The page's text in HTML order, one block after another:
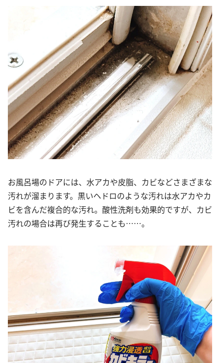
お風呂場のドアには、水アカや皮脂、カビなどさまざまな
汚れが溜まります。黒いヘドロのような汚れは水アカやカ
ビを含んだ複合的な汚れ。酸性洗剤も効果的ですが、カビ
汚れの場合は再び発生することも……。